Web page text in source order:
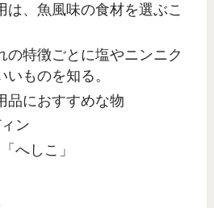
は、魚風味の食材を選ぶこ
の特徴ごとに塩やニンニク
ものを知る。
品におすすめな物
ン
へしこ」